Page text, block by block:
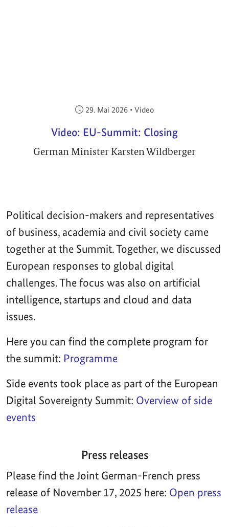
Veröffentlicht am:
29. Mai 2026 • Video
Video: EU-Summit: Closing
German Minister Karsten Wildberger
Political decision-makers and representatives
of business, academia and civil society came
together at the Summit. Together, we discussed
European responses to global digital
challenges. The focus was also on artificial
intelligence, startups and cloud and data
issues.
Here you can find the complete program for
the summit: Programme
Side events took place as part of the European
Digital Sovereignty Summit: Overview of side
events
Press releases
Please find the Joint German-French press
release of November 17, 2025 here: Open press
release